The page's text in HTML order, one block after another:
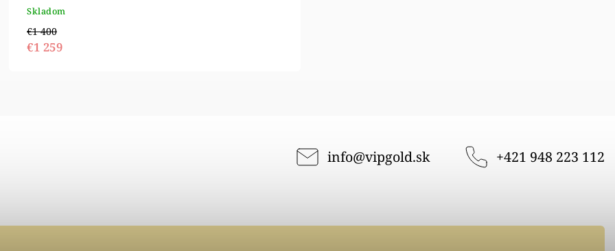
Skladom
€1 400
€1 259
info@vipgold.sk +421 948 223 112